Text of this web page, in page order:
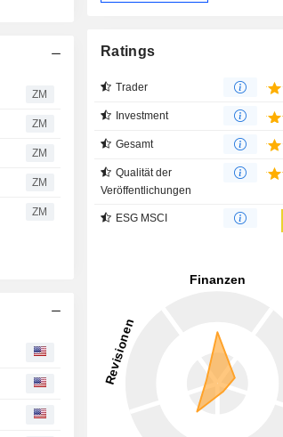
ZM
ZM
ZM
ZM
ZM
Ratings
Trader
Investment
Gesamt
Qualität der
Veröffentlichungen
ESG MSCI